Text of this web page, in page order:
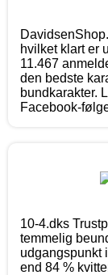
hvilket klart er
11.467
den bedste
bundkarakter.
Facebook-
10-4.dks
temmelig
udgangspunkt
end 84 %